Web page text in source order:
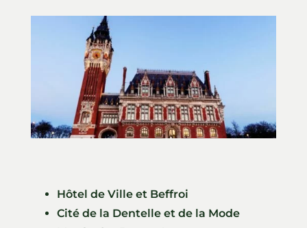
Hôtel de Ville et Beffroi
Cité de la Dentelle et de la Mode